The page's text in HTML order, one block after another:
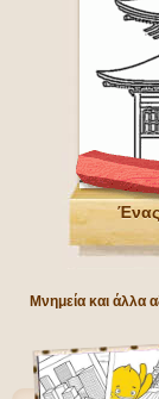
Μνημεία και άλλα